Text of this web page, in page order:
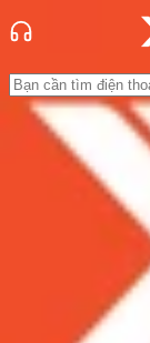
Trang chủ
Tin tức
Tin Mới
Đánh
hàng - Sự kiện